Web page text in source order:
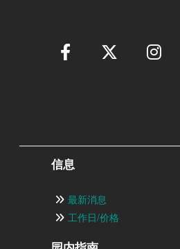
信息
最新消息
工作日/价格